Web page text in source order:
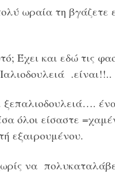
ωραία τη βγάζετε
Έχει και εδώ τις
.είναι!!..
όλοι είσαστε
εξαιρουμένου.
να